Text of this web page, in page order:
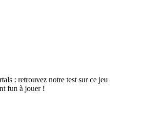
: retrouvez notre test sur ce jeu
fun à jouer !